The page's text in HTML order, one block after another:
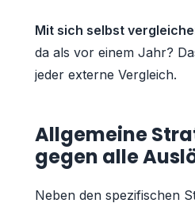
Mit sich selbst
da als vor einem Jahr?
jeder externe Vergleich.
Allgemeine
gegen alle
Neben den spezifischen